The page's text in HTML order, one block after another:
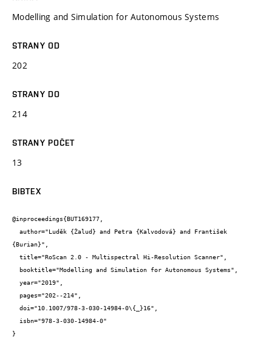
Modelling and Simulation for Autonomous Systems
STRANY OD
202
STRANY DO
214
STRANY POČET
13
BIBTEX
@inproceedings{BUT169177,
{Burian}",
}